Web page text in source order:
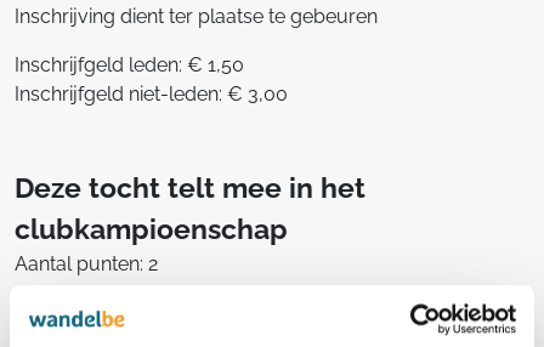
Inschrijving dient ter plaatse te gebeuren
Inschrijfgeld leden: € 1,50
Inschrijfgeld niet-leden: € 3,00
Deze tocht telt mee in het
clubkampioenschap
Aantal punten: 2